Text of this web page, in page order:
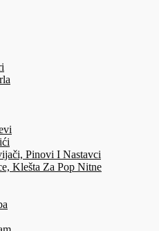
Pinovi I Nastavci
Klešta Za Pop Nitne